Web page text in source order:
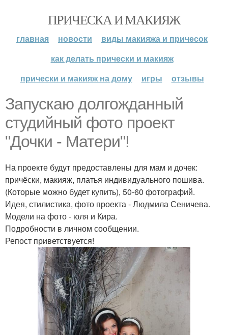
ПРИЧЕСКА И МАКИЯЖ
главная новости
виды макияжа и причесок
как делать прически и макияж
прически и макияж на дому
игры отзывы
Запускаю долгожданный
студийный фото проект
"Дочки - Матери"!
На проекте будут предоставлены для мам и дочек:
причёски, макияж, платья индивидуального пошива.
(Которые можно будет купить), 50-60 фотографий.
Идея, стилистика, фото проекта - Людмила Сеничева.
Модели на фото - юля и Кира.
Подробности в личном сообщении.
Репост приветствуется!